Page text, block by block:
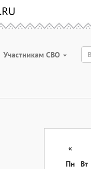
Участникам СВО
«
Пн
Вт